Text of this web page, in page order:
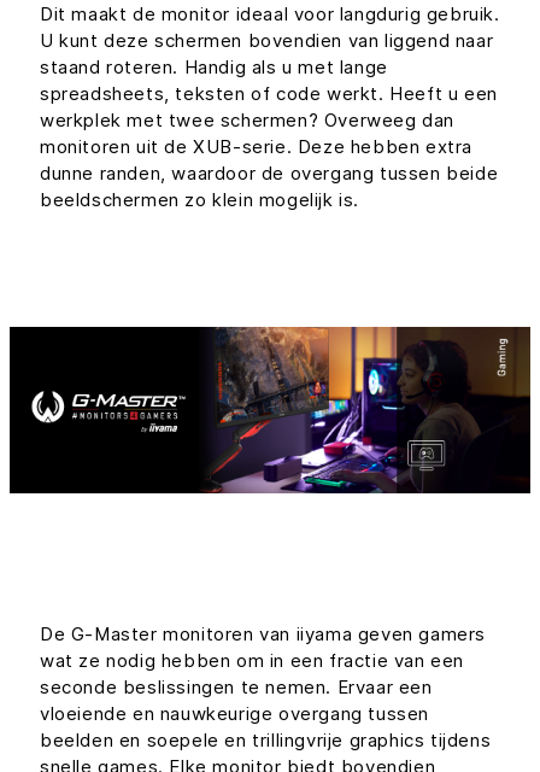
Dit maakt de monitor ideaal voor langdurig gebruik.
U kunt deze schermen bovendien van liggend naar
staand roteren. Handig als u met lange
spreadsheets, teksten of code werkt. Heeft u een
werkplek met twee schermen? Overweeg dan
monitoren uit de XUB-serie. Deze hebben extra
dunne randen, waardoor de overgang tussen beide
beeldschermen zo klein mogelijk is.
De G-Master monitoren van iiyama geven gamers
wat ze nodig hebben om in een fractie van een
seconde beslissingen te nemen. Ervaar een
vloeiende en nauwkeurige overgang tussen
beelden en soepele en trillingvrije graphics tijdens
snelle games. Elke monitor biedt bovendien